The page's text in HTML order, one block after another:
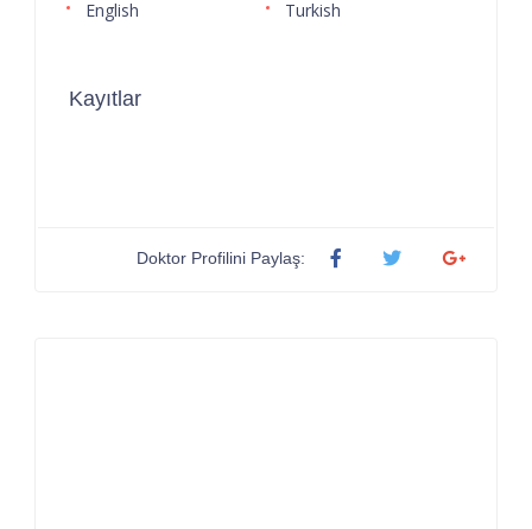
English Turkish
Kayıtlar
Doktor Profilini Paylaş: